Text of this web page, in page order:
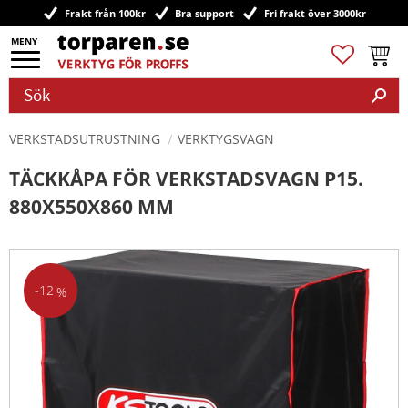
Meny
Frakt från 100kr Bra support Fri frakt över 3000kr
Favoriter
VERKSTADSUTRUSTNING VERKTYGSVAGN
TÄCKKÅPA FÖR VERKSTADSVAGN P15.
880X550X860 MM
12 %